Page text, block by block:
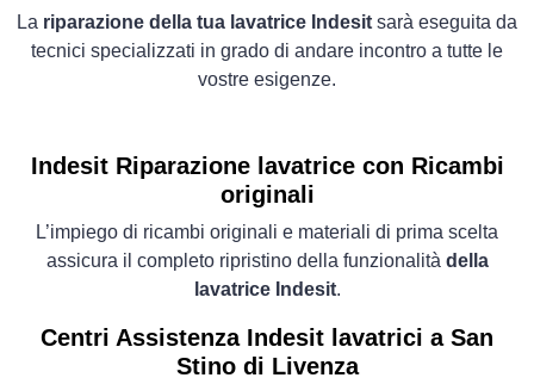
La riparazione della tua lavatrice Indesit sarà eseguita da
tecnici specializzati in grado di andare incontro a tutte le
vostre esigenze.
Indesit Riparazione lavatrice con Ricambi
originali
L’impiego di ricambi originali e materiali di prima scelta
assicura il completo ripristino della funzionalità della
lavatrice Indesit.
Centri Assistenza Indesit lavatrici a San
Stino di Livenza